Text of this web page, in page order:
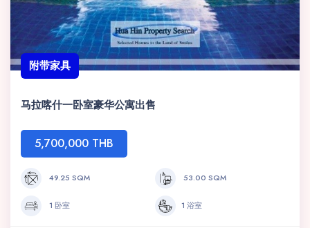
附带家具
马拉喀什一卧室豪华公寓出售
5,700,000 THB
49.25 SQM 53.00 SQM
1 卧室 1 浴室